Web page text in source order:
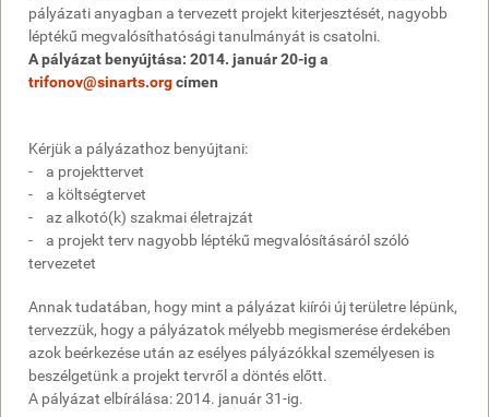
pályázati anyagban a tervezett projekt kiterjesztését, nagyobb
léptékű megvalósíthatósági tanulmányát is csatolni.
A pályázat benyújtása: 2014. január 20-ig a
trifonov@sinarts.orgcímen
Kérjük a pályázathoz benyújtani:
- a projekttervet
- a költségtervet
- az alkotó(k) szakmai életrajzát
- a projekt terv nagyobb léptékű megvalósításáról szóló
tervezetet
Annak tudatában, hogy mint a pályázat kiírói új területre lépünk,
tervezzük, hogy a pályázatok mélyebb megismerése érdekében
azok beérkezése után az esélyes pályázókkal személyesen is
beszélgetünk a projekt tervről a döntés előtt.
A pályázat elbírálása: 2014. január 31-ig.